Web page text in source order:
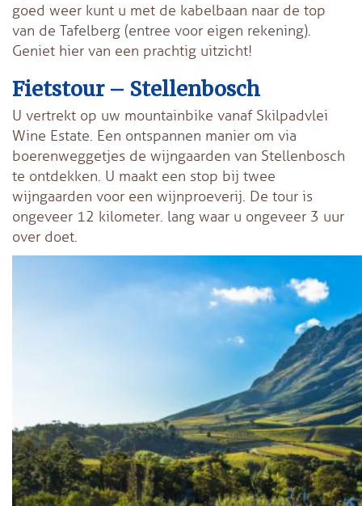
goed weer kunt u met de kabelbaan naar de top
van de Tafelberg (entree voor eigen rekening).
Geniet hier van een prachtig uitzicht!
Fietstour – Stellenbosch
U vertrekt op uw mountainbike vanaf Skilpadvlei
Wine Estate. Een ontspannen manier om via
boerenweggetjes de wijngaarden van Stellenbosch
te ontdekken. U maakt een stop bij twee
wijngaarden voor een wijnproeverij. De tour is
ongeveer 12 kilometer. lang waar u ongeveer 3 uur
over doet.